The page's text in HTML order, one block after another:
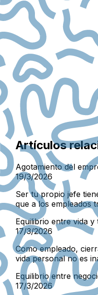
Artículos
Agotamiento del
19/3/2026
Ser tu propio jefe
que a los empleados
Equilibrio entre vida
17/3/2026
Como empleado,
vida personal no es
Equilibrio entre
17/3/2026